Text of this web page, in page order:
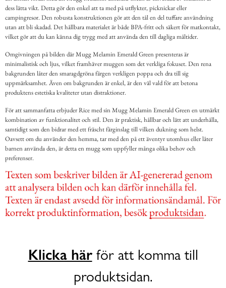
dess lätta vikt. Detta gör den enkel att ta med på utflykter, picknickar eller
campingresor. Den robusta konstruktionen gör att den tål en del tuffare användning
utan att bli skadad. Det hållbara materialet är både BPA-fritt och säkert för matkontakt,
vilket gör att du kan känna dig trygg med att använda den till dagliga måltider.
Omgivningen på bilden där Mugg Melamin Emerald Green presenteras är
minimalistisk och ljus, vilket framhäver muggen som det verkliga fokuset. Den rena
bakgrunden låter den smaragdgröna färgen verkligen poppa och dra till sig
uppmärksamhet. Även om bakgrunden är enkel, är den väl vald för att betona
produktens estetiska kvaliteter utan distraktioner.
För att sammanfatta erbjuder Rice med sin Mugg Melamin Emerald Green en utmärkt
kombination av funktionalitet och stil. Den är praktisk, hållbar och lätt att underhålla,
samtidigt som den bidrar med ett fräscht färginslag till vilken dukning som helst.
Oavsett om du använder den hemma, tar med den på ett äventyr utomhus eller låter
barnen använda den, är detta en mugg som uppfyller många olika behov och
preferenser.
Klicka härför att komma till
produktsidan.